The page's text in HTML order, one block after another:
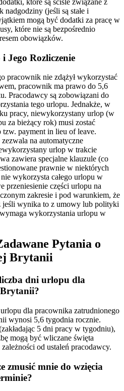
które są ściśle związane z
(jeśli są stałe i
mogą być dodatki za pracę w
które nie są bezpośrednio
obowiązków.
Jego Rozliczenie
pracownik nie zdążył wykorzystać
pracownik ma prawo do 5,6
Pracodawcy są zobowiązani do
tego urlopu. Jednakże, w
pracy, niewykorzystany urlop (w
za bieżący rok) musi zostać
payment in lieu of leave.
na automatyczne
urlop w trakcie
zawiera specjalne klauzule (co
prawnie w niektórych
wykorzysta całego urlopu w
przeniesienie części urlopu na
zakresie i pod warunkiem, że
jeśli wynika to z umowy lub polityki
wykorzystania urlopu w
Pytania o
Brytanii
dni urlopu dla
dla pracownika zatrudnionego
wynosi 5,6 tygodnia rocznie.
5 dni pracy w tygodniu),
mogą być wliczane święta
od ustaleń pracodawcy.
zmusić mnie do wzięcia